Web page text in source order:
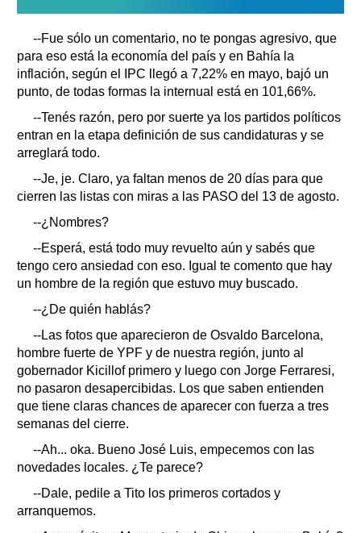
--Fue sólo un comentario, no te pongas agresivo, que
para eso está la economía del país y en Bahía la
inflación, según el IPC llegó a 7,22% en mayo, bajó un
punto, de todas formas la internual está en 101,66%.
--Tenés razón, pero por suerte ya los partidos políticos
entran en la etapa definición de sus candidaturas y se
arreglará todo.
--Je, je. Claro, ya faltan menos de 20 días para que
cierren las listas con miras a las PASO del 13 de agosto.
--¿Nombres?
--Esperá, está todo muy revuelto aún y sabés que
tengo cero ansiedad con eso. Igual te comento que hay
un hombre de la región que estuvo muy buscado.
--¿De quién hablás?
--Las fotos que aparecieron de Osvaldo Barcelona,
hombre fuerte de YPF y de nuestra región, junto al
gobernador Kicillof primero y luego con Jorge Ferraresi,
no pasaron desapercibidas. Los que saben entienden
que tiene claras chances de aparecer con fuerza a tres
semanas del cierre.
--Ah... oka. Bueno José Luis, empecemos con las
novedades locales. ¿Te parece?
--Dale, pedile a Tito los primeros cortados y
arranquemos.